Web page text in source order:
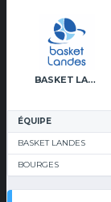
BASKET LANDES
ÉQUIPE
BASKET LANDES
BOURGES